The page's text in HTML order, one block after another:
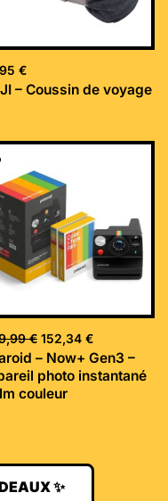
€
– Coussin de voyage
€
Le
initial
était :
169,99 €.
152,34 €
Le
– Now+ Gen3 –
photo instantané
couleur
✨